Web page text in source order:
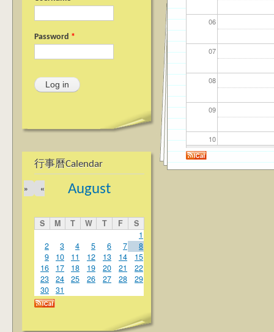
Password *
行事曆Calendar
August
«
»
S M T W T F
S
1
2
3 4 5 6 7
8
9
10 11 12 13 14
15
16
17 18 19 20 21
22
23
24 25 26 27 28
29
30
31
06
07
08
09
10
11